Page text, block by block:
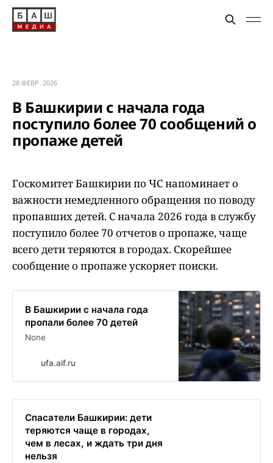
28 ФЕВР. 2026
В Башкирии с начала года
поступило более 70 сообщений о
пропаже детей
Госкомитет Башкирии по ЧС напоминает о
важности немедленного обращения по поводу
пропавших детей. С начала 2026 года в службу
поступило более 70 отчетов о пропаже, чаще
всего дети теряются в городах. Скорейшее
сообщение о пропаже ускоряет поиски.
В Башкирии с начала года
пропали более 70 детей
None
ufa.aif.ru
Спасатели Башкирии: дети
теряются чаще в городах,
чем в лесах, и ждать три дня
нельзя